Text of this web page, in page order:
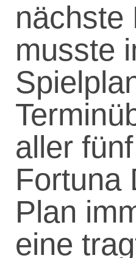
nächste
musste
aller
Fortuna
Plan
eine